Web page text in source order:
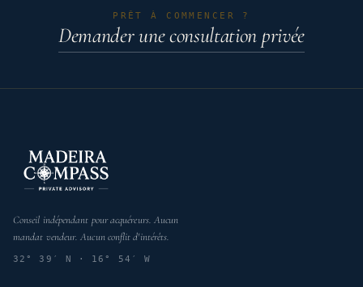
PRÊT À COMMENCER ?
Demander une consultation privée
Conseil indépendant pour acquéreurs. Aucun
mandat vendeur. Aucun conflit d'intérêts.
32° 39′ N · 16° 54′ W